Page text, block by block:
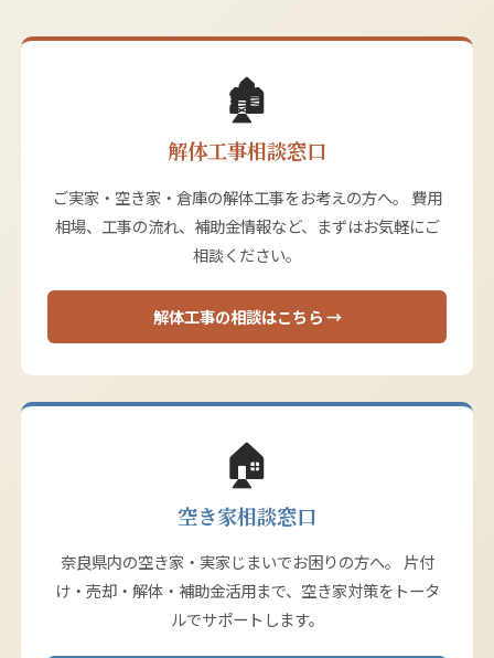
🏚️
解体工事相談窓口
ご実家・空き家・倉庫の解体工事をお考えの方へ。 費用
相場、工事の流れ、補助金情報など、まずはお気軽にご
相談ください。
解体工事の相談はこちら →
🏠
空き家相談窓口
奈良県内の空き家・実家じまいでお困りの方へ。 片付
け・売却・解体・補助金活用まで、空き家対策をトータ
ルでサポートします。